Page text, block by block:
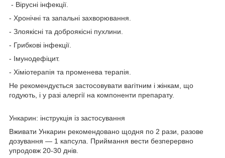
- Вірусні інфекції.
- Хронічні та запальні захворювання.
- Злоякісні та доброякісні пухлини.
- Грибкові інфекції.
- Імунодефіцит.
- Хіміотерапія та променева терапія.
Не рекомендується застосовувати вагітним і жінкам, що
годують, і у разі алергії на компоненти препарату.
Ункарин: інструкція із застосування
Вживати Ункарин рекомендовано щодня по 2 рази, разове
дозування — 1 капсула. Приймання вести безперервно
упродовж 20-30 днів.